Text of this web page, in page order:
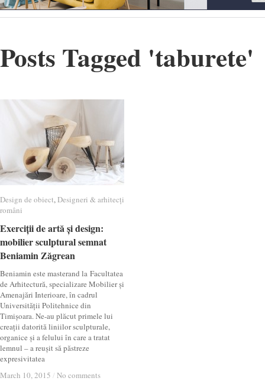
Posts Tagged 'taburete'
Design de obiect,Designeri & arhitecți
români
Exerciții de artă și design:
mobilier sculptural semnat
Beniamin Zăgrean
Beniamin este masterand la Facultatea
de Arhitectură, specializare Mobilier și
Amenajări Interioare, în cadrul
Universității Politehnice din
Timișoara. Ne-au plăcut primele lui
creații datorită liniilor sculpturale,
organice și a felului în care a tratat
lemnul – a reușit să păstreze
expresivitatea
March 10, 2015 / No comments
Design de obiect Designeri & arhitecți
români
Exerciții de artă și design:
mobilier sculptural semnat
Beniamin Zăgrean
March 10, 2015 / No comments